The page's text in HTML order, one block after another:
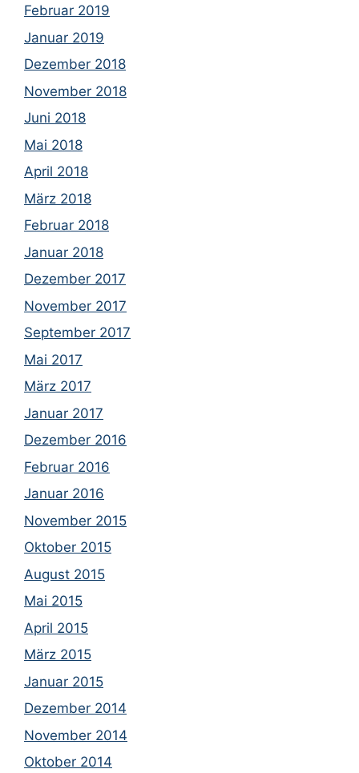
Februar 2019
Januar 2019
Dezember 2018
November 2018
Juni 2018
Mai 2018
April 2018
März 2018
Februar 2018
Januar 2018
Dezember 2017
November 2017
September 2017
Mai 2017
März 2017
Januar 2017
Dezember 2016
Februar 2016
Januar 2016
November 2015
Oktober 2015
August 2015
Mai 2015
April 2015
März 2015
Januar 2015
Dezember 2014
November 2014
Oktober 2014